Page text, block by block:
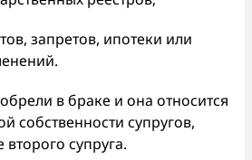
запретов, ипотеки или
в браке и она относится
собственности супругов,
второго супруга.